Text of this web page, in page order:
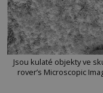
Jsou kulaté objekty ve
rover’s Microscopic